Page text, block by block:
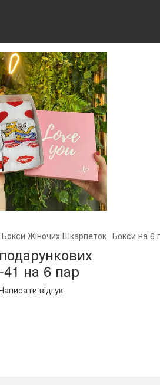
Бокси Жіночих Шкарпеток Бокси на 6
на 6 пар
відгук